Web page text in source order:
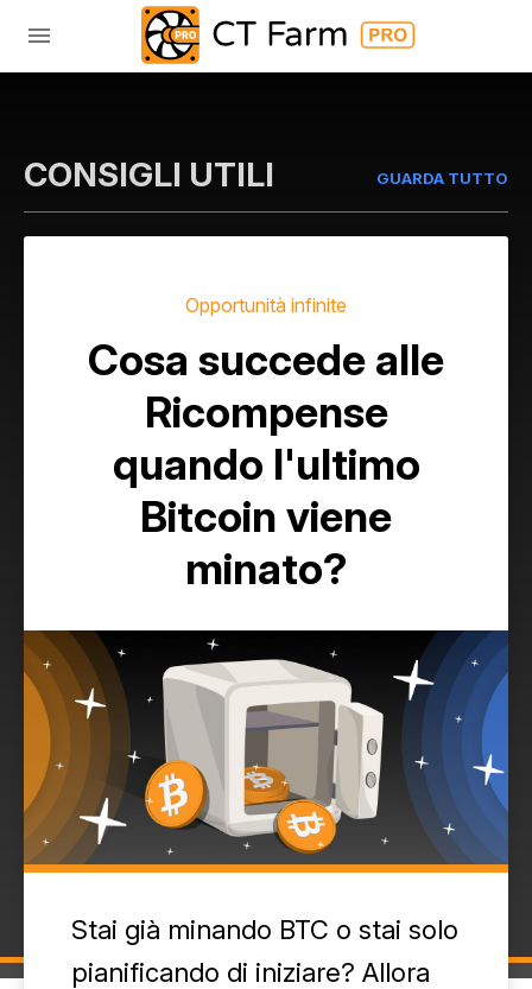
CONSIGLI UTILI GUARDA TUTTO
Opportunità infinite
Cosa succede alle
Ricompense
quando l'ultimo
Bitcoin viene
minato?
Stai già minando BTC o stai solo
pianificando di iniziare? Allora